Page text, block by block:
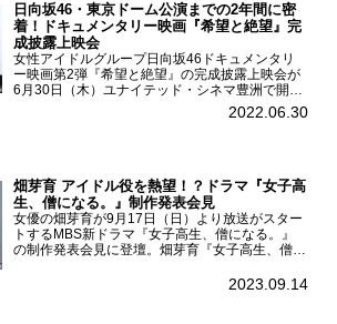
日向坂46・東京ドーム公演までの2年間に密
着！ドキュメンタリー映画『希望と絶望』完
成披露上映会
女性アイドルグループ日向坂46ドキュメンタリ
ー映画第2弾『希望と絶望』の完成披露上映会が
6月30日（木）ユナイテッド・シネマ豊洲で開催
され、日向坂46メンバーの加藤史帆、齊藤京
子、佐々木久美、富田鈴花、松田好花の5人が登
2022.06.30
畑芽育 アイドル役を熱望！？ドラマ『女子高
生、僧になる。』制作発表会見
女優の畑芽育が9月17日（日）より放送がスター
トするMBS新ドラマ『女子高生、僧になる。』
の制作発表会見に登壇。畑芽育『女子高生、僧に
ーについて「下白石麦は頭にビックリマークと、
2023.09.14